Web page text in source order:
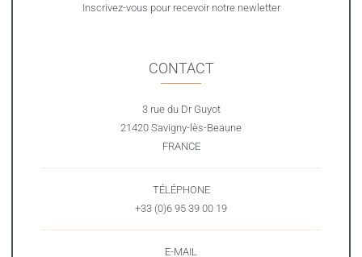
Inscrivez-vous pour recevoir notre newletter
CONTACT
3 rue du Dr Guyot
21420 Savigny-lès-Beaune
FRANCE
TÉLÉPHONE
+33 (0)6 95 39 00 19
E-MAIL